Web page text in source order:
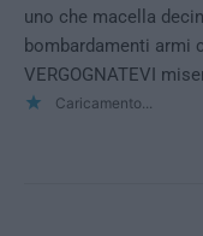
uno che macella
bombardamenti armi
VERGOGNATEVI
Caricamento...